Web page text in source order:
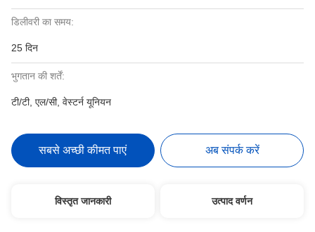
डिलीवरी का समय:
25 दिन
भुगतान की शर्तें:
टी/टी, एल/सी, वेस्टर्न यूनियन
सबसे अच्छी कीमत पाएं अब संपर्क करें
विस्तृत जानकारी उत्पाद वर्णन